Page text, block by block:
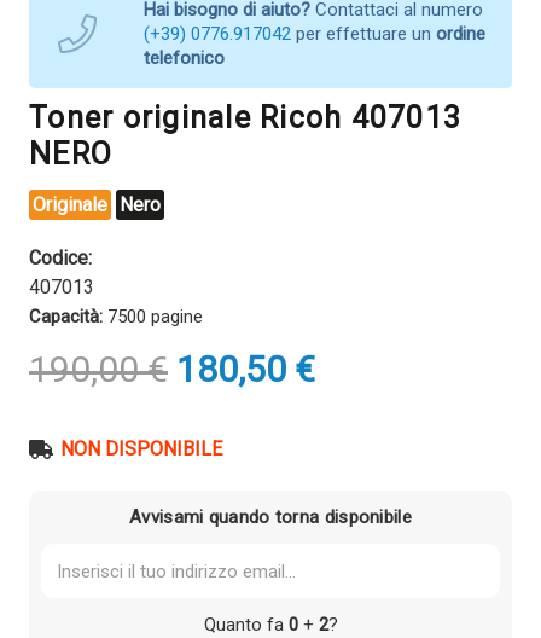
Hai bisogno di aiuto? Contattaci al numero
(+39) 0776.917042 per effettuare un ordine
telefonico
Toner originale Ricoh 407013
NERO
Originale Nero
Codice:
407013
Capacità: 7500 pagine
190,00€ Il
prezzo
era:
180,50 €Il
prezzo
NON DISPONIBILE
Avvisami quando torna disponibile
Quanto fa 0+ 2?